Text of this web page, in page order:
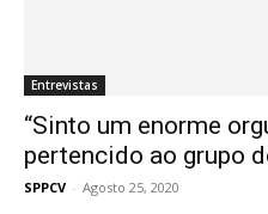
Entrevistas
“Sinto um enorme
pertencido ao grupo
SPPCV - Agosto 25, 2020